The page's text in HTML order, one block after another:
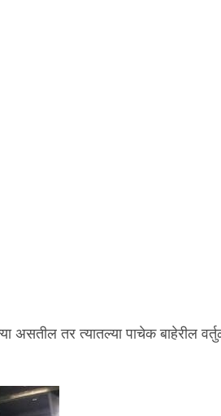
तर त्यातल्या पाचेक बाहेरील